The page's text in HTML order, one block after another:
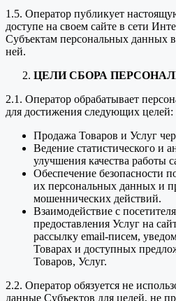
1.5. Оператор публикует
доступе на своем сайте в сети
Субъектам персональных данных
ней.
ЦЕЛИ СБОРА
2.1. Оператор обрабатывает
для достижения следующих целей:
Продажа Товаров и Услуг
Ведение статистического и
улучшения качества работы
Обеспечение безопасности
их персональных данных и
мошеннических действий.
Взаимодействие с
предоставления Услуг на
рассылку email-писем,
Товарах и доступных
Товаров, Услуг.
2.2. Оператор обязуется не
данные Субъектов для целей, не